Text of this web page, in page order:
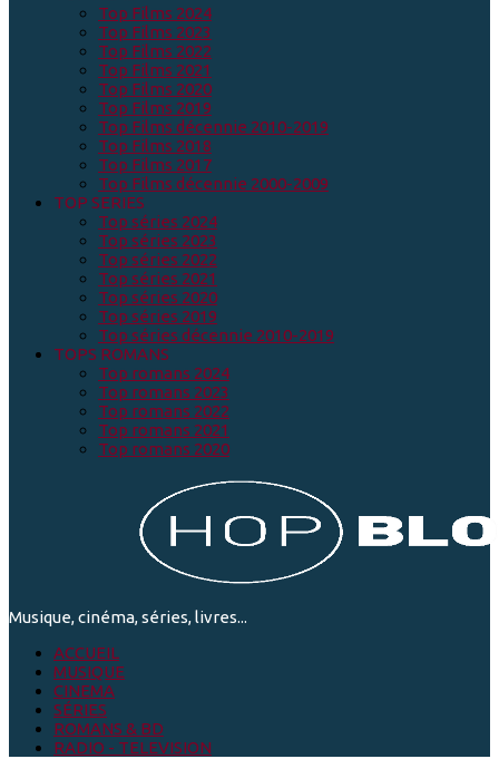
Top Films 2024
Top Films 2023
Top Films 2022
Top Films 2021
Top Films 2020
Top Films 2019
Top Films décennie 2010-2019
Top Films 2018
Top Films 2017
Top Films décennie 2000-2009
TOP SERIES
Top séries 2024
Top séries 2023
Top séries 2022
Top séries 2021
Top séries 2020
Top séries 2019
Top séries décennie 2010-2019
TOPS ROMANS
Top romans 2024
Top romans 2023
Top romans 2022
Top romans 2021
Top romans 2020
Musique, cinéma, séries, livres...
ACCUEIL
MUSIQUE
CINEMA
SÉRIES
ROMANS & BD
RADIO - TELEVISION